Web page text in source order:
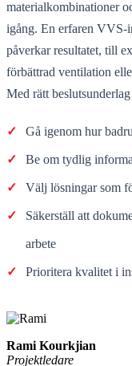
materialkombinationer
igång. En erfaren VVS-
påverkar resultatet, till
förbättrad ventilation
Med rätt
✓ Gå igenom hur
✓ Be om tydlig
✓ Välj lösningar som
✓ Säkerställ att
arbete
✓ Prioritera kvalitet i
Rami Kourkjian
Projektledare